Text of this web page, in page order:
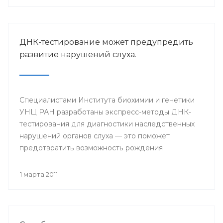
ДНК-тестирование может предупредить
развитие нарушений слуха.
Специалистами Института биохимии и генетики
УНЦ РАН разработаны экспресс-методы ДНК-
тестирования для диагностики наследственных
нарушений органов слуха — это поможет
предотвратить возможность рождения
1 марта 2011